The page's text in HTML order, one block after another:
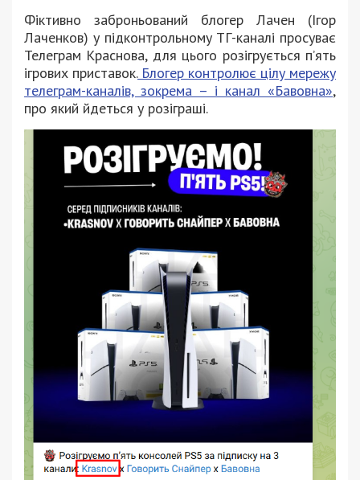
Фіктивно заброньований блогер Лачен (Ігор
Лаченков) у підконтрольному ТГ-каналі просуває
Телеграм Краснова, для цього розігрується пʼять
ігрових приставок.Блогер контролює цілу мережу
телеграм-каналів, зокрема – і канал «Бавовна»,
про який йдеться у розіграші.